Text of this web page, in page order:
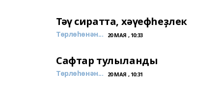
Тәү сиратта, хәүефһеҙлек
Төрлөһөнән... 20 МАЯ , 10:33
Сафтар тулыланды
Төрлөһөнән... 20 МАЯ , 10:31